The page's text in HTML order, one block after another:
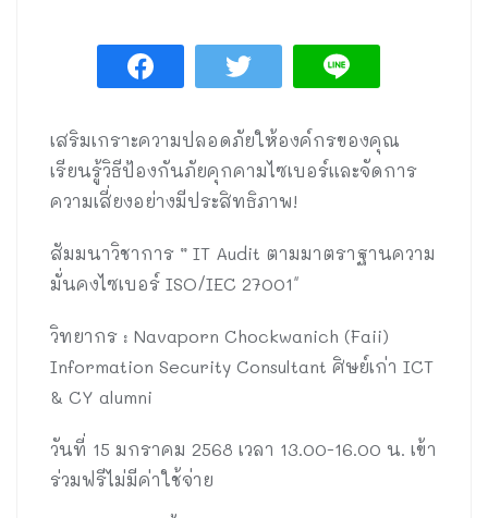
เสริมเกราะความปลอดภัยให้องค์กรของคุณ
เรียนรู้วิธีป้องกันภัยคุกคามไซเบอร์และจัดการ
ความเสี่ยงอย่างมีประสิทธิภาพ!
สัมมนาวิชาการ ” IT Audit ตามมาตราฐานความ
มั่นคงไซเบอร์ ISO/IEC 27001″
วิทยากร : Navaporn Chockwanich (Faii)
Information Security Consultant ศิษย์เก่า ICT
& CY alumni
วันที่ 15 มกราคม 2568 เวลา 13.00-16.00 น. เข้า
ร่วมฟรีไม่มีค่าใช้จ่าย